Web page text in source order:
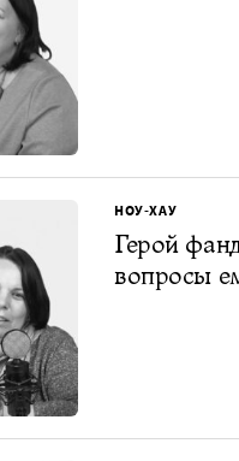
НОУ-ХАУ
Герой
вопросы